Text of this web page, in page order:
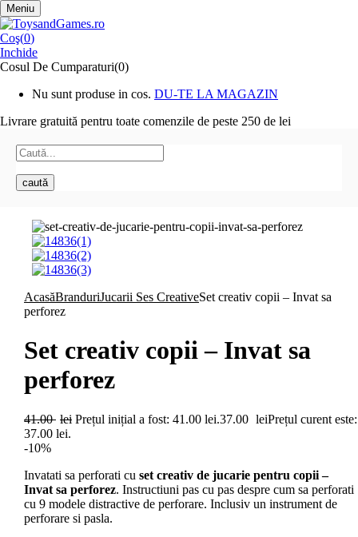
Meniu
Coş(0)
Inchide
Cosul De Cumparaturi(0)
Nu sunt produse in cos. DU-TE LA MAGAZIN
Livrare gratuită pentru toate comenzile de peste 250 de lei
caută
AcasăBranduriJucarii Ses CreativeSet creativ copii – Invat sa
perforez
Set creativ copii – Invat sa
perforez
41.00 lei Prețul inițial a fost: 41.00 lei.37.00 leiPrețul curent este:
37.00 lei.
-10%
Invatati sa perforati cu set creativ de jucarie pentru copii –
Invat sa perforez. Instructiuni pas cu pas despre cum sa perforati
cu 9 modele distractive de perforare. Inclusiv un instrument de
perforare si pasla.